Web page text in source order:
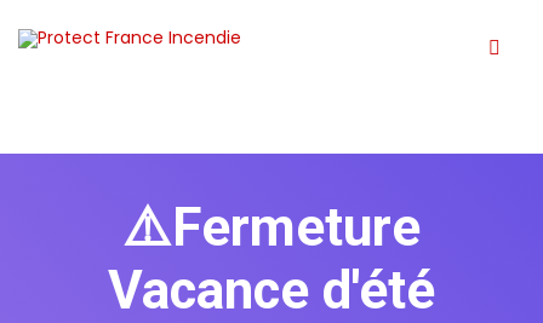
⚠️Fermeture
Vacance d'été